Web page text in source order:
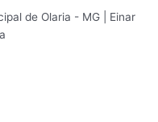
de Olaria - MG | Einar